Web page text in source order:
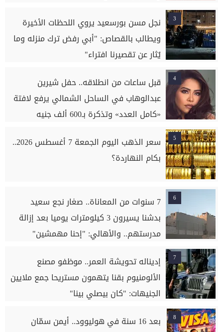
3
نجل مسن بورسعيد يروي اللحظات الأخيرة
ويطالب بالقصاص: "أبي رفض ترك منزله وما
يُثار عن تقصيرنا افتراء"
4
قبل ساعات من انطلاقه.. حفل شيرين
عبدالوهاب في الساحل الشمالي يرفع لافتة
«كامل العدد» وتذكرة بـ600 ألف جنيه
5
سعر الذهب اليوم الجمعة 7 أغسطس 2026..
بكام النهاردة؟
6
7 سنوات من المعاناة.. صغار نجع سعيد
بدشنا يسيرون 3 كيلومترات يوميا بعد إزالة
مدرستهم.. والأهالي: "إحنا مهمشين"
7
إديناله تحويشة العمر.. موظفو مصنع
الألومنيوم بقنا يتهمون مستريحا جمع ملايين
الجنيهات: "كان بيصلي بينا"
8
بعد 16 سنة في هوليوود.. أيمن سمّان